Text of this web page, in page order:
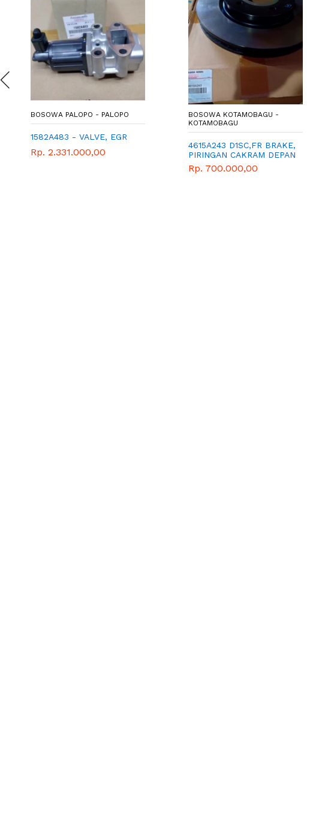
BOSOWA PALOPO - PALOPO
1582A483 - VALVE, EGR
Rp. 2.331.000,00
BOSOWA KOTAMOBAGU -
KOTAMOBAGU
4615A243 D1SC,FR BRAKE,
PIRINGAN CAKRAM DEPAN
XPANDER
Rp. 700.000,00